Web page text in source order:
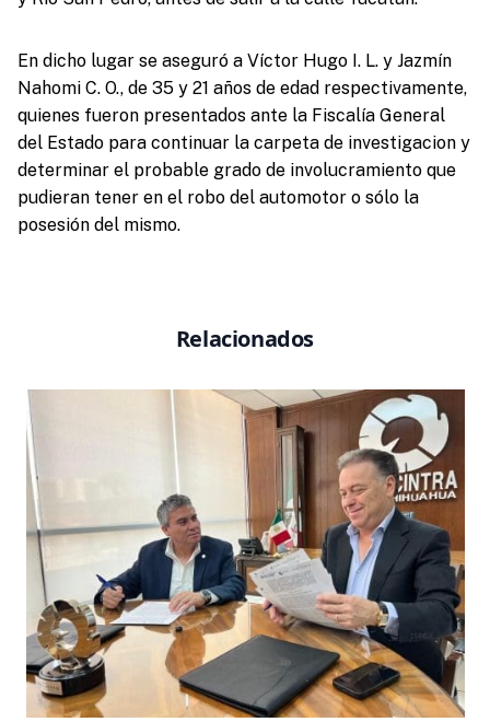
En dicho lugar se aseguró a Víctor Hugo I. L. y Jazmín
Nahomi C. O., de 35 y 21 años de edad respectivamente,
quienes fueron presentados ante la Fiscalía General
del Estado para continuar la carpeta de investigacion y
determinar el probable grado de involucramiento que
pudieran tener en el robo del automotor o sólo la
posesión del mismo.
Relacionados